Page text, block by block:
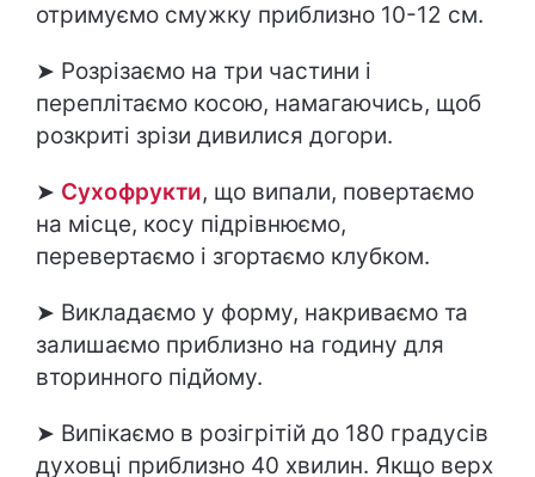
отримуємо смужку приблизно 10-12 см.
➤ Розрізаємо на три частини і
переплітаємо косою, намагаючись, щоб
розкриті зрізи дивилися догори.
➤ Сухофрукти, що випали, повертаємо
на місце, косу підрівнюємо,
перевертаємо і згортаємо клубком.
➤ Викладаємо у форму, накриваємо та
залишаємо приблизно на годину для
вторинного підйому.
➤ Випікаємо в розігрітій до 180 градусів
духовці приблизно 40 хвилин. Якщо верх